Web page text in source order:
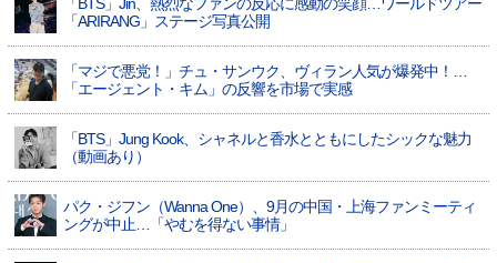
「BTS」Jin、熱烈なファンの反応に感動の笑顔…ワールドツアー
「ARIRANG」ステージ写真公開
「マジで悪党！」チュ・サンウク、ヴィラン人気が爆発中！…
「エージェント・キム」の反響を市場で実感
「BTS」Jung Kook、シャネルと香水とともにしたシックな魅力
（動画あり）
パク・ジフン（Wanna One）、9月の中国・上海ファンミーティ
ングが中止…「やむを得ない事情」